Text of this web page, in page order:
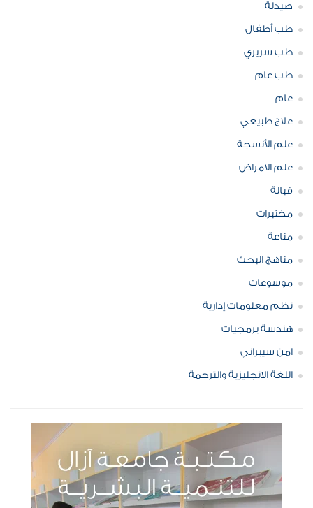
صيدلة
طب أطفال
طب سريري
طب عام
عام
علاج طبيعي
علم الأنسجة
علم الامراض
قبالة
مختبرات
مناعة
مناهج البحث
موسوعات
نظم معلومات إدارية
هندسة برمجيات
امن سيبراني
اللغة الانجليزية والترجمة